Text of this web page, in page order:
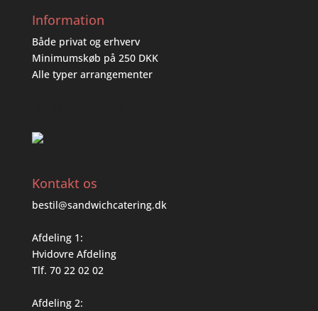
Information
Både privat og erhverv
Minimumskøb på 250 DKK
Alle typer arrangementer
Kontakt os
bestil@sandwichcatering.dk
Afdeling 1:
Hvidovre Afdeling
Tlf. 70 22 02 02
Afdeling 2: